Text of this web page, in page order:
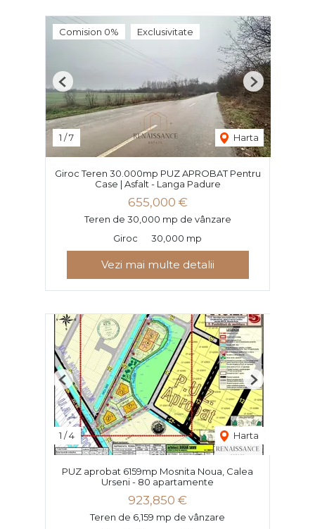
Comision 0% Exclusivitate
1 /7 Harta
Previous Next
Giroc Teren 30.000mp PUZ APROBAT Pentru
Case | Asfalt - Langa Padure
655,000 €
Teren de 30,000 mp de vânzare
Giroc
30,000 mp
Vezi mai multe detalii
1 /4 Harta
Previous Next
PUZ aprobat 6159mp Mosnita Noua, Calea
Urseni - 80 apartamente
923,850 €
Teren de 6,159 mp de vânzare